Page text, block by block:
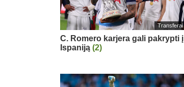
Transferai
C. Romero karjera gali pakrypti į
Ispaniją (2)